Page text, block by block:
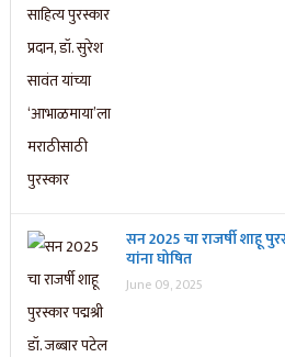
सन 2025 चा राजर्षी शाहू
यांना घोषित
June 09, 2025